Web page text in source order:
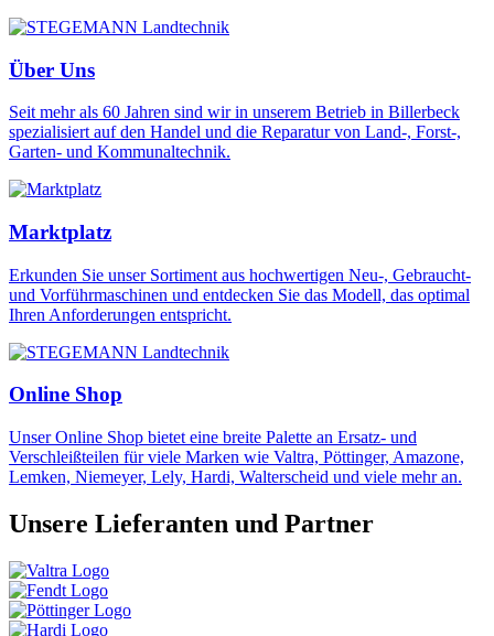
Über Uns
Seit mehr als 60 Jahren sind wir in unserem Betrieb in Billerbeck
spezialisiert auf den Handel und die Reparatur von Land-, Forst-,
Garten- und Kommunaltechnik.
Marktplatz
Erkunden Sie unser Sortiment aus hochwertigen Neu-, Gebraucht-
und Vorführmaschinen und entdecken Sie das Modell, das optimal
Ihren Anforderungen entspricht.
Online Shop
Unser Online Shop bietet eine breite Palette an Ersatz- und
Verschleißteilen für viele Marken wie Valtra, Pöttinger, Amazone,
Lemken, Niemeyer, Lely, Hardi, Walterscheid und viele mehr an.
Unsere Lieferanten und Partner